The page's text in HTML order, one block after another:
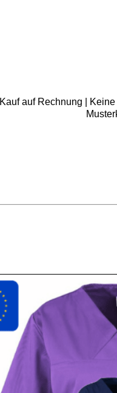
Kauf auf Rechnung |